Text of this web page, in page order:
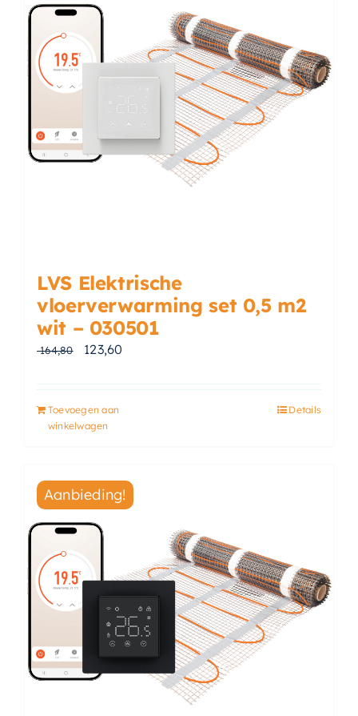
LVS Elektrische
vloerverwarming set 0,5 m2
wit – 030501
164,80 Oorspronkelijke prijs was: € 164,80.
123,60
Toevoegen aan
winkelwagen
Details
Aanbieding!